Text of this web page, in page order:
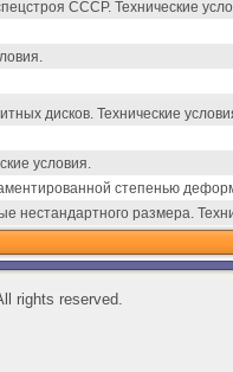
СССР. Технические
дисков. Технические
условия.
степенью
нестандартного размера.
rights reserved.